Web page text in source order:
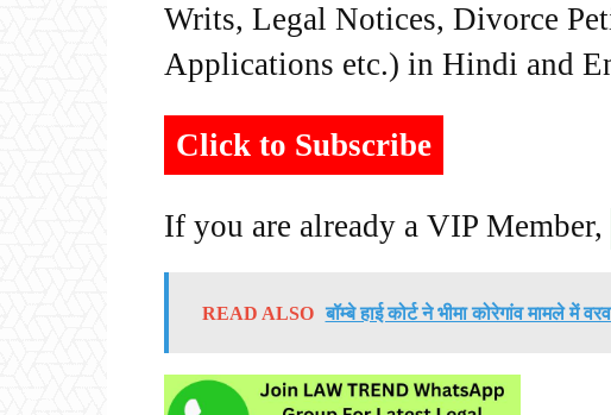
Writs, Legal Notices, Divorce
Applications etc.) in Hindi and
Click to Subscribe
If you are already a VIP Member,
READ ALSO बॉम्बे हाई कोर्ट ने भीमा कोरेगांव मामले में